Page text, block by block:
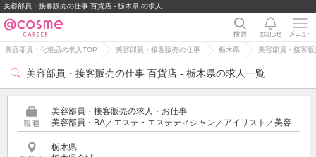
美容部員・接客販売の仕事 百貨店 - 栃木県 の求人
美容部員・化粧品の求人TOP 美容部員・接客販売の仕事 栃木県 美容部員・接客
美容部員・接客販売の仕事 百貨店 - 栃木県の求人一覧
美容部員・接客販売の求人・お仕事
美容部員・BA／エステ・エステティシャン／アイリスト／美容師／受付・フロント
栃木県